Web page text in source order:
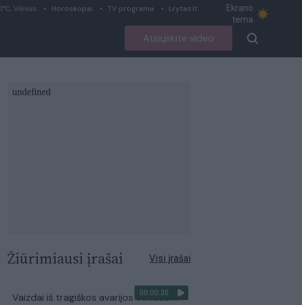
1°C, Vilnius Horoskopai TV programa Lrytas.lt
Ekrano
tema
Atsiųskite video
Žiūrimiausi įrašai Visi įrašai
00:00:30
Vaizdai iš tragiškos avarijos Vilniaus r.: